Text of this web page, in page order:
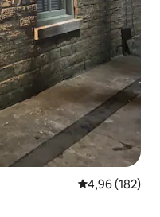
Évaluation
4,96 (182)